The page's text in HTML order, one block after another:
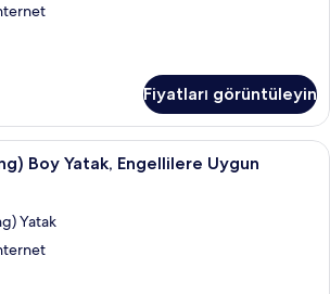
Fiyatları görüntüleyin
Oda, 1 En Büyük (King) Boy Yatak,
Boy Yatak, Engellilere Uygun
Yatak